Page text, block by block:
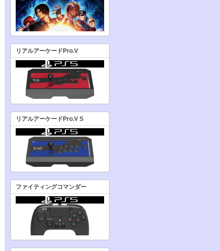
リアルアーケードPro.V
リアルアーケードPro.V S
ファイティングコマンダー